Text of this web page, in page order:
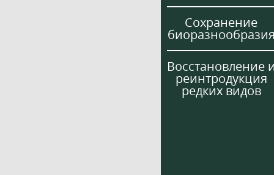
Сохранение
Восстановление
реинтродукция
редких видов